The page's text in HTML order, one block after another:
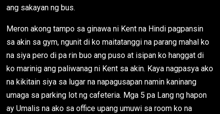
ang sakayan ng bus.
Meron akong tampo sa ginawa ni Kent na Hindi pagpansin
sa akin sa gym, ngunit di ko maitatanggi na parang mahal ko
na siya pero di pa rin buo ang puso at isipan ko hanggat di
ko marinig ang paliwanag ni Kent sa akin. Kaya nagpasya ako
na kikitain siya sa lugar na napagusapan namin kaninang
umaga sa parking lot ng cafeteria. Mga 5 pa Lang ng hapon
ay Umalis na ako sa office upang umuwi sa room ko na